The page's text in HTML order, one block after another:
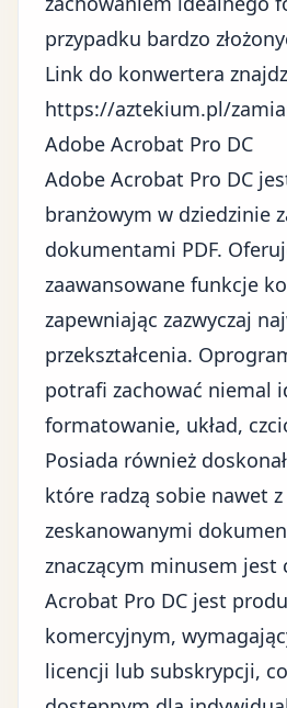
przypadku bardzo
Link do konwertera
https://aztekium.pl/
Adobe Acrobat Pro DC
Adobe Acrobat Pro DC
branżowym w dziedzinie
dokumentami PDF.
zaawansowane funkcje
zapewniając zazwyczaj
przekształcenia.
potrafi zachować niemal
formatowanie, układ,
Posiada również
które radzą sobie nawet
zeskanowanymi
znaczącym minusem jest
Acrobat Pro DC jest
komercyjnym,
licencji lub subskrypcji,